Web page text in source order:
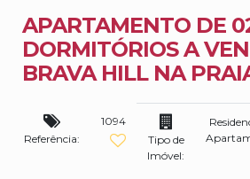
APARTAMENTO DE
DORMITÓRIOS A
BRAVA HILL NA
Referência:
1094
Tipo de
Imóvel: